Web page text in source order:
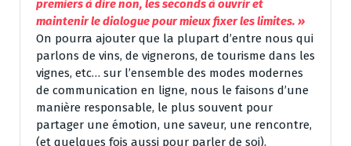
premiers à dire non, les seconds à ouvrir et
maintenir le dialogue pour mieux fixer les limites. »
On pourra ajouter que la plupart d’entre nous qui
parlons de vins, de vignerons, de tourisme dans les
vignes, etc… sur l’ensemble des modes modernes
de communication en ligne, nous le faisons d’une
manière responsable, le plus souvent pour
partager une émotion, une saveur, une rencontre,
(et quelques fois aussi pour parler de soi).